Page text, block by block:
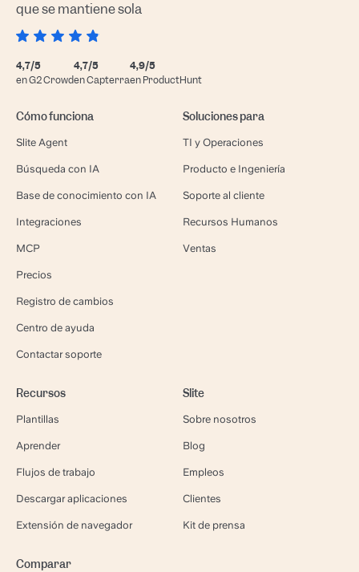
que se mantiene sola
4,7/5
en G2 Crowd
4,7/5
en Capterra
4,9/5
en ProductHunt
Cómo funciona
Slite Agent
Búsqueda con IA
Base de conocimiento con IA
Integraciones
MCP
Precios
Registro de cambios
Centro de ayuda
Contactar soporte
Soluciones para
TI y Operaciones
Producto e Ingeniería
Soporte al cliente
Recursos Humanos
Ventas
Recursos
Plantillas
Aprender
Flujos de trabajo
Descargar aplicaciones
Extensión de navegador
Slite
Sobre nosotros
Blog
Empleos
Clientes
Kit de prensa
Comparar